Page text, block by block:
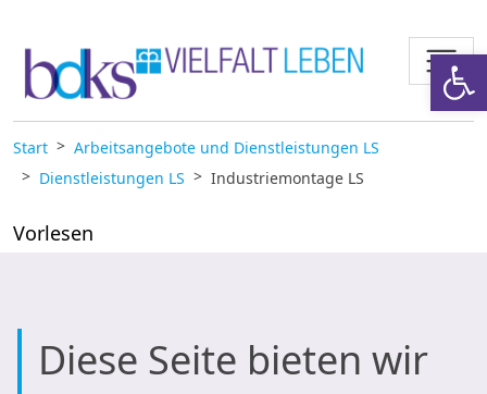
Start
Arbeitsangebote und Dienstleistungen LS
Dienstleistungen LS
Industriemontage LS
Vorlesen
Diese Seite bieten wir